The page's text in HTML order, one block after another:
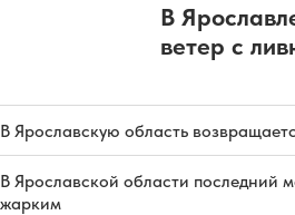
В
ветер с
В Ярославскую область
В Ярославской области последний
жарким